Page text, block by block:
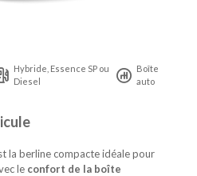
Hybride, Essence SP ou
Diesel
Boîte
auto
la berline compacte idéale pour
le confort de la boîte